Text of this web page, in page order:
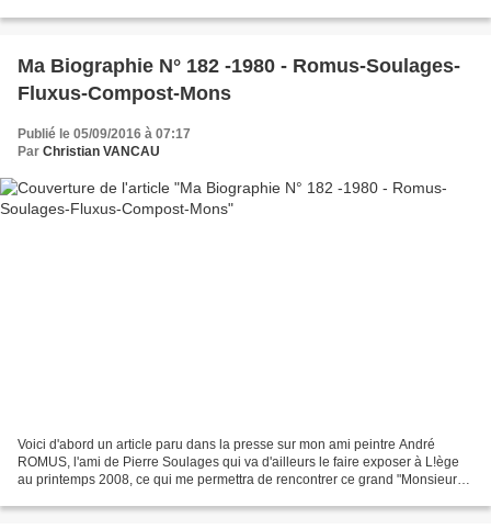
Ma Biographie N° 182 -1980 - Romus-Soulages-
Fluxus-Compost-Mons
Publié le 05/09/2016 à 07:17
Par Christian VANCAU
Voici d'abord un article paru dans la presse sur mon ami peintre André
ROMUS, l'ami de Pierre Soulages qui va d'ailleurs le faire exposer à L!ège
au printemps 2008, ce qui me permettra de rencontrer ce grand "Monsieur"